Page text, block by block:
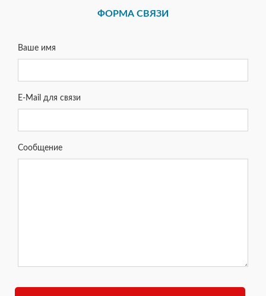
ФОРМА СВЯЗИ
Ваше имя
E-Mail для связи
Сообщение